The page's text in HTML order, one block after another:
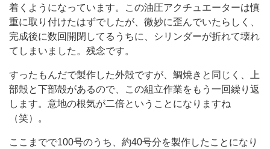
着くようになっています。この油圧アクチュエーターは慎
重に取り付けたはずでしたが、微妙に歪んでいたらしく、
完成後に数回開閉してるうちに、シリンダーが折れて壊れ
てしまいました。残念です。
すったもんだで製作した外殻ですが、鯛焼きと同じく、上
部殻と下部殻があるので、この組立作業をもう一回繰り返
します。意地の根気が二倍ということになりますね
（笑）。
ここまでで100号のうち、約40号分を製作したことになり